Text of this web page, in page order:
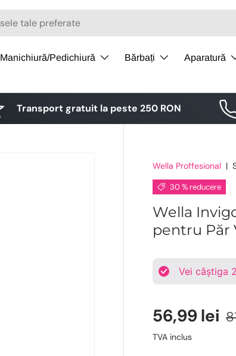
Manichiură/Pedichiură Bărbați Aparatură
Transport gratuit la peste 250 RON
Wella Proffesional |
30 % reducere
Wella
pentru Păr
Vei câștiga
56,99 lei
TVA inclus